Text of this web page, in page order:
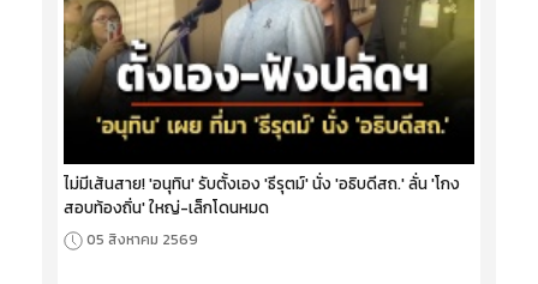
ไม่มีเส้นสาย! 'อนุทิน' รับตั้งเอง 'ธีรุตม์' นั่ง 'อธิบดีสถ.' ลั่น 'โกง
สอบท้องถิ่น' ใหญ่-เล็กโดนหมด
05 สิงหาคม 2569